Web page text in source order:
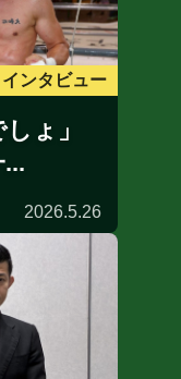
インタビュー
ょ」
2026.5.26